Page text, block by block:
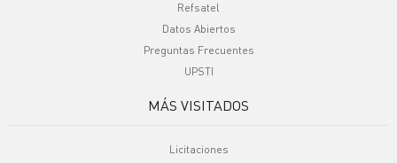
Refsatel
Datos Abiertos
Preguntas Frecuentes
UPSTI
MÁS VISITADOS
Licitaciones